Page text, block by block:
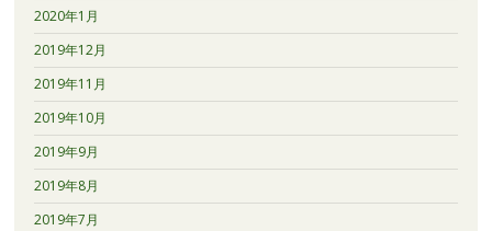
2020年1月
2019年12月
2019年11月
2019年10月
2019年9月
2019年8月
2019年7月